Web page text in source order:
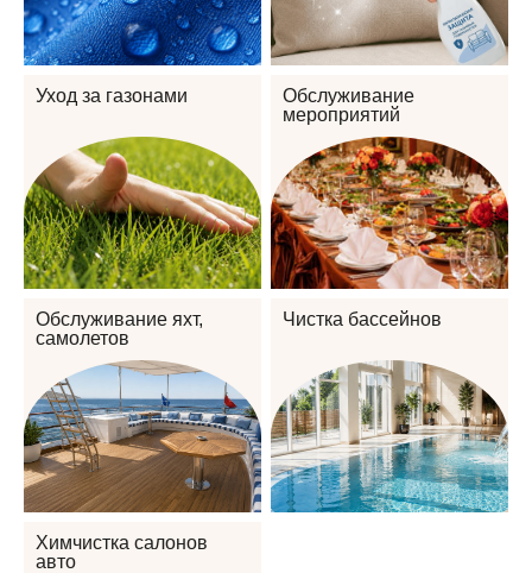
Уход за газонами
Обслуживание
мероприятий
Обслуживание яхт,
самолетов
Чистка бассейнов
Химчистка салонов
авто